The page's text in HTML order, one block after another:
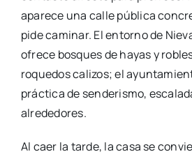
aparece una calle pública
pide caminar. El entorno de
ofrece bosques de hayas y
roquedos calizos; el
práctica de senderismo,
alrededores.
Al caer la tarde, la casa se